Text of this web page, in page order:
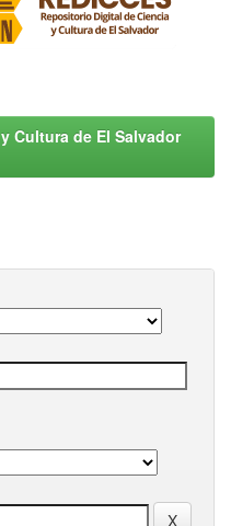
Cultura de El Salvador